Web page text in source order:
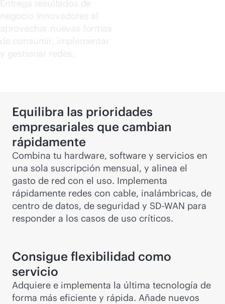
Comprar ahora
Entrega resultados de
negocio innovadores al
aprovechar nuevas formas
de consumir, implementar
y gestionar redes.
Equilibra las prioridades
empresariales que cambian
rápidamente
Combina tu hardware, software y servicios en
una sola suscripción mensual, y alinea el
gasto de red con el uso. Implementa
rápidamente redes con cable, inalámbricas, de
centro de datos, de seguridad y SD-WAN para
responder a los casos de uso críticos.
Consigue flexibilidad como
servicio
Adquiere e implementa la última tecnología de
forma más eficiente y rápida. Añade nuevos